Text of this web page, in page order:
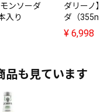
ンソーダ
入り
ダリーノ
ダ（355ml
¥ 6,998
品も見ています